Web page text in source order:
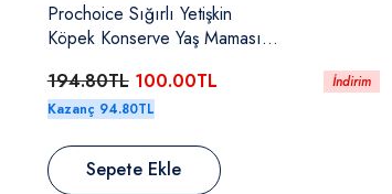
Prochoice Kuzulu & Somonlu
Ve Havuçlu Yetişkin Köpek
194.80TL 100.00TL
Kazanç 94.80TL
Sepete Ekle
İndirim